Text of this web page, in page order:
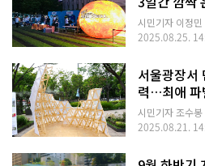
시민기자 이정민
2025.08.25.
서울광장서
력…최애 파
시민기자 조수봉
2025.08.21.